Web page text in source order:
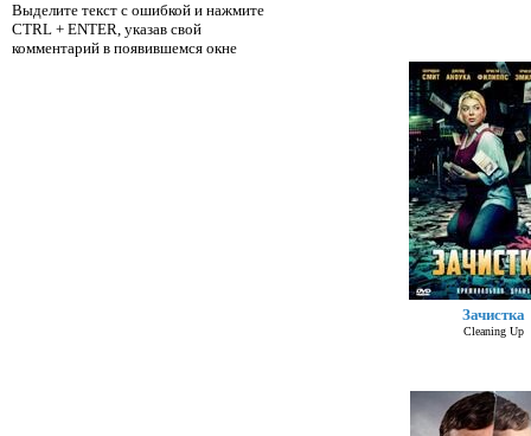
Зачистка
Cleaning Up
Выделите текст с ошибкой и нажмите
CTRL + ENTER, указав свой
комментарий в появившемся окне